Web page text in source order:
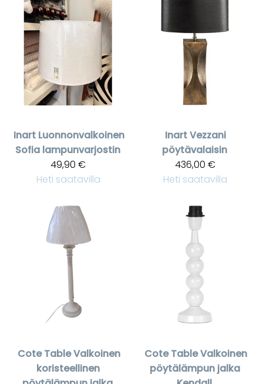
Inart Luonnonvalkoinen
Sofia lampunvarjostin
49,90 €
Heti saatavilla
InartVezzani
pöytävalaisin
436,00 €
Heti saatavilla
Cote TableValkoinen
koristeellinen
Cote TableValkoinen
pöytälämpun jalka